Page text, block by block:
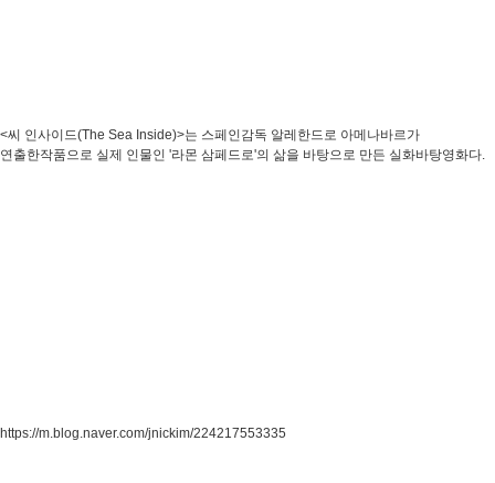
<씨 인사이드(The Sea Inside)>는 스페인감독 알레한드로 아메나바르가
연출한작품으로 실제 인물인 '라몬 삼페드로'의 삶을 바탕으로 만든 실화바탕영화다.
https://m.blog.naver.com/jnickim/224217553335